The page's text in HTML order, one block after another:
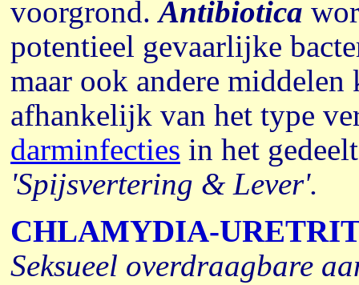
voorgrond.Antibiotica
potentieel gevaarlijke
maar ook andere
afhankelijk van het type
darminfecties in het
'Spijsvertering & Lever'.
CHLAMYDIA-
Seksueel overdraagbare